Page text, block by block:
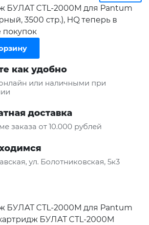
БУЛАТ CTL-2000M для Pantum
3500 стр.), HQ теперь в
как удобно
или наличными при
доставка
заказа от 10.000 рублей
ул. Болотниковская, 5к3
БУЛАТ CTL-2000M для Pantum
БУЛАТ CTL-2000M